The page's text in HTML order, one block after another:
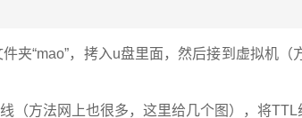
夹“mao”，拷入u盘里面，然后接到虚拟机
（方法网上也很多，这里给几个图），将